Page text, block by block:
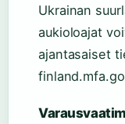
Ukrainan
aukioloajat
ajantasaiset